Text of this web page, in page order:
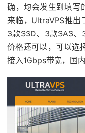
确，均会发生到填写
来临，UltraVPS推出
3款SSD、3款SAS、
价格还可以，可以选
接入1Gbps带宽，国